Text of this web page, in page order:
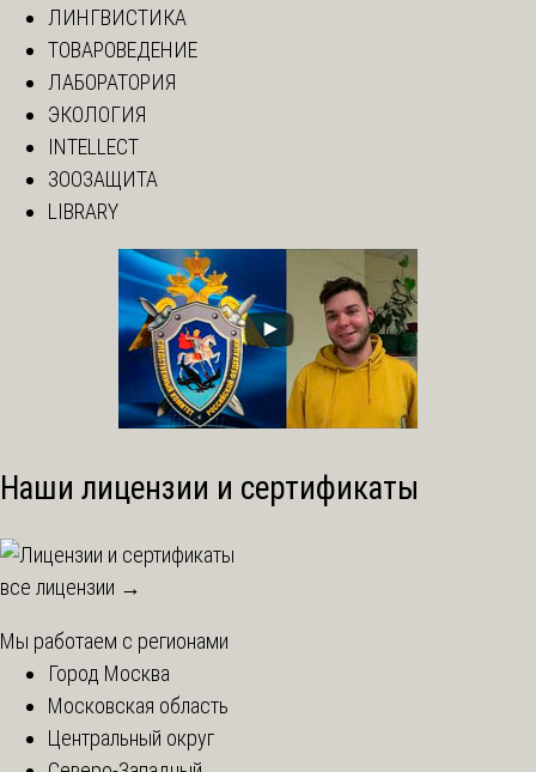
ЛИНГВИСТИКА
ТОВАРОВЕДЕНИЕ
ЛАБОРАТОРИЯ
ЭКОЛОГИЯ
INTELLECT
ЗООЗАЩИТА
LIBRARY
Наши лицензии и сертификаты
все лицензии →
Мы работаем с регионами
Город Москва
Московская область
Центральный округ